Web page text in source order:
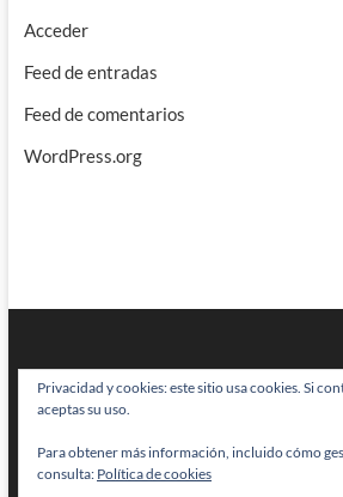
Acceder
Feed de entradas
Feed de comentarios
WordPress.org
BRAINSTOMPING| Diseñado por:Theme
los derechos reservados
Privacidad y cookies: este sitio usa cookies. Si
aceptas su uso.
Para obtener más información, incluido cómo
consulta: Política de cookies